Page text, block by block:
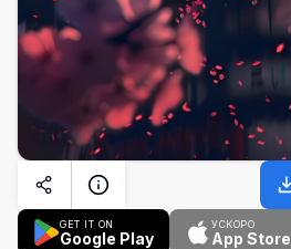
GET IT ON
Google Play
УСКОРО
App Store